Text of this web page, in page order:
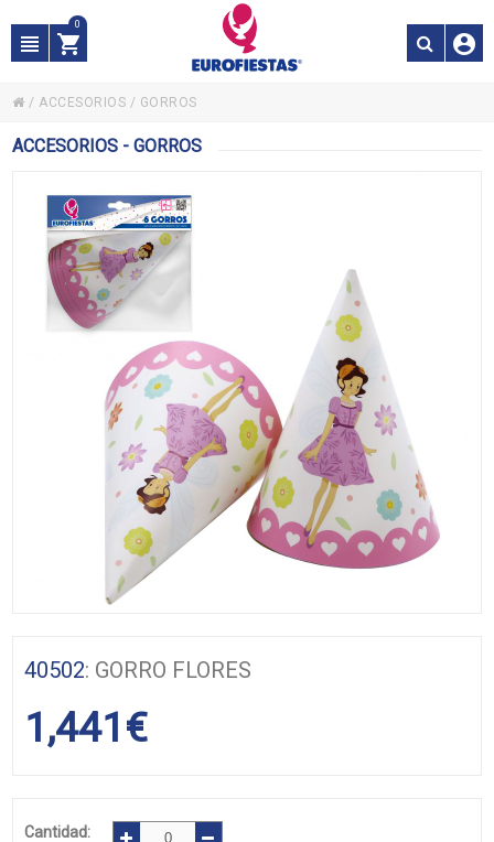
0
/ ACCESORIOS / GORROS
ACCESORIOS - GORROS
40502: GORRO FLORES
1,441€
Cantidad: